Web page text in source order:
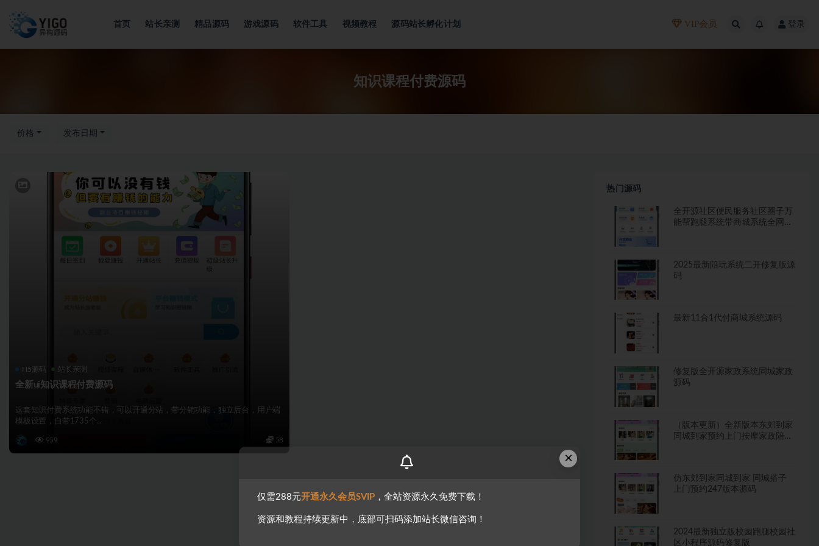
首页 站长亲测 精品源码 游戏源码 软件工具 视频教程 源码站长孵化计划 VIP会员 登录
知识课程付费源码
价格 发布日期
H5源码 站长亲测
全新ui知识课程付费源码
这套知识付费系统功能不错，可以开通分站，带分销功能，独立后台，用户端
模板设置，自带1735个...
959 58
热门源码
全开源社区便民服务社区圈子万
能帮跑腿系统带商城系统全网首
2025最新陪玩系统二开修复版源
码
最新11合1代付商城系统源码
修复版全开源家政系统同城家政
源码
（版本更新）全新版本东郊到家
同城到家预约上门按摩家政陪玩
仿东郊到家同城到家 同城搭子
上门预约247版本源码
2024最新独立版校园跑腿校园社
区小程序源码修复版
×
仅需288元开通永久会员SVIP ，全站资源永久免费下载！
资源和教程持续更新中，底部可扫码添加站长微信咨询！